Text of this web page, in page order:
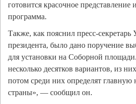
готовится красочное представление
программа.
Также, как пояснил пресс-секретарь
президента, было дано поручение
для установки на Соборной
несколько десятков вариантов, из
потом среди них определят
страны», — сообщил он.